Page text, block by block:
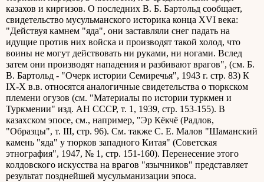
казахов и киргизов. О последних В. Б. Бартольд сообщает,
свидетельство мусульманского историка конца XVI века:
"Действуя камнем "яда", они заставляли снег падать на
идущие против них войска и производят такой холод, что
воины не могут действовать ни руками, ни ногами. Вслед
затем они производят нападения и разбивают врагов", (см. Б.
В. Бартольд - "Очерк истории Семиречья", 1943 г. стр. 83) К
IX-X в.в. относятся аналогичные свидетельства о тюркском
племени огузов (см. "Материалы по истории туркмен и
Туркмении" изд. АН СССР, т. 1, 1939, стр. 153-155). В
казахском эпосе, см., например, "Эр Кёкчё (Радлов,
"Образцы", т. III, стр. 96). См. также С. Е. Малов "Шаманский
камень "яда" у тюрков западного Китая" (Советская
этнография", 1947, № 1, стр. 151-160). Перенесение этого
колдовского искусства на врагов "язычников" представляет
результат позднейшей мусульманизации эпоса.